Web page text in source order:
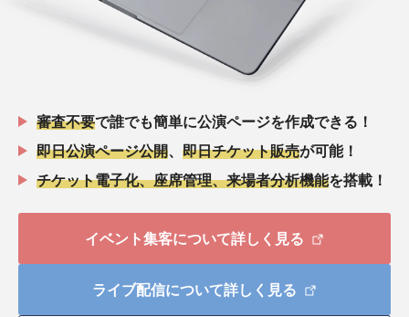
審査不要で誰でも簡単に公演ページを作成できる！
即日公演ページ公開
即日チケット販売が可能！
チケット電子化、座席管理、来場者分析機能を搭載！
イベント集客について詳しく見る
ライブ配信について詳しく見る